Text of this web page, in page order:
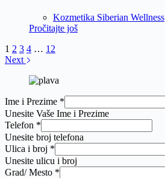
Kozmetika Siberian Wellness
Pročitajte još
1 2 3 4 … 12
Next
Ime i Prezime *
Unesite Vaše Ime i Prezime
Telefon *
Unesite broj telefona
Ulica i broj *
Unesite ulicu i broj
Grad/ Mesto *